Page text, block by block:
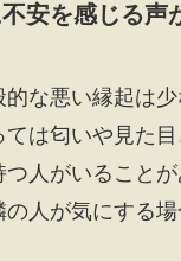
安を感じる声
な悪い縁起は少
は匂いや見た
つ人がいること
の人が気にする